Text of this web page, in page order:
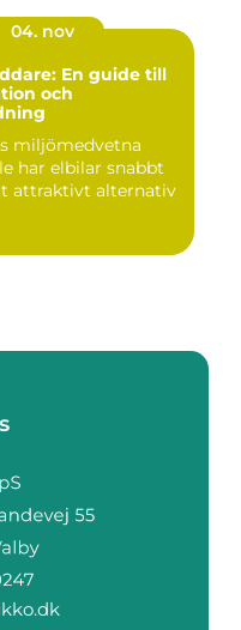
04. nov
En guide till
och
miljömedvetna
har elbilar snabbt
attraktivt alternativ